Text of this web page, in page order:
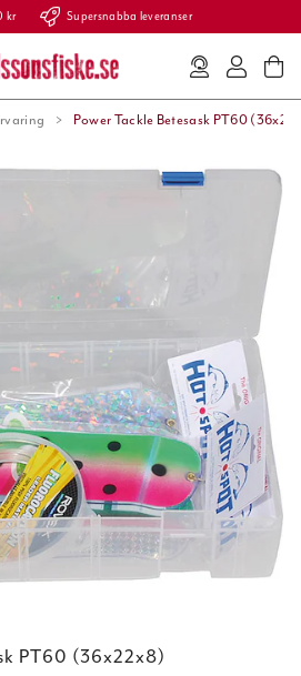
kr Supersnabba leveranser
Power Tackle Betesask PT60
PT60 (36x22x8)